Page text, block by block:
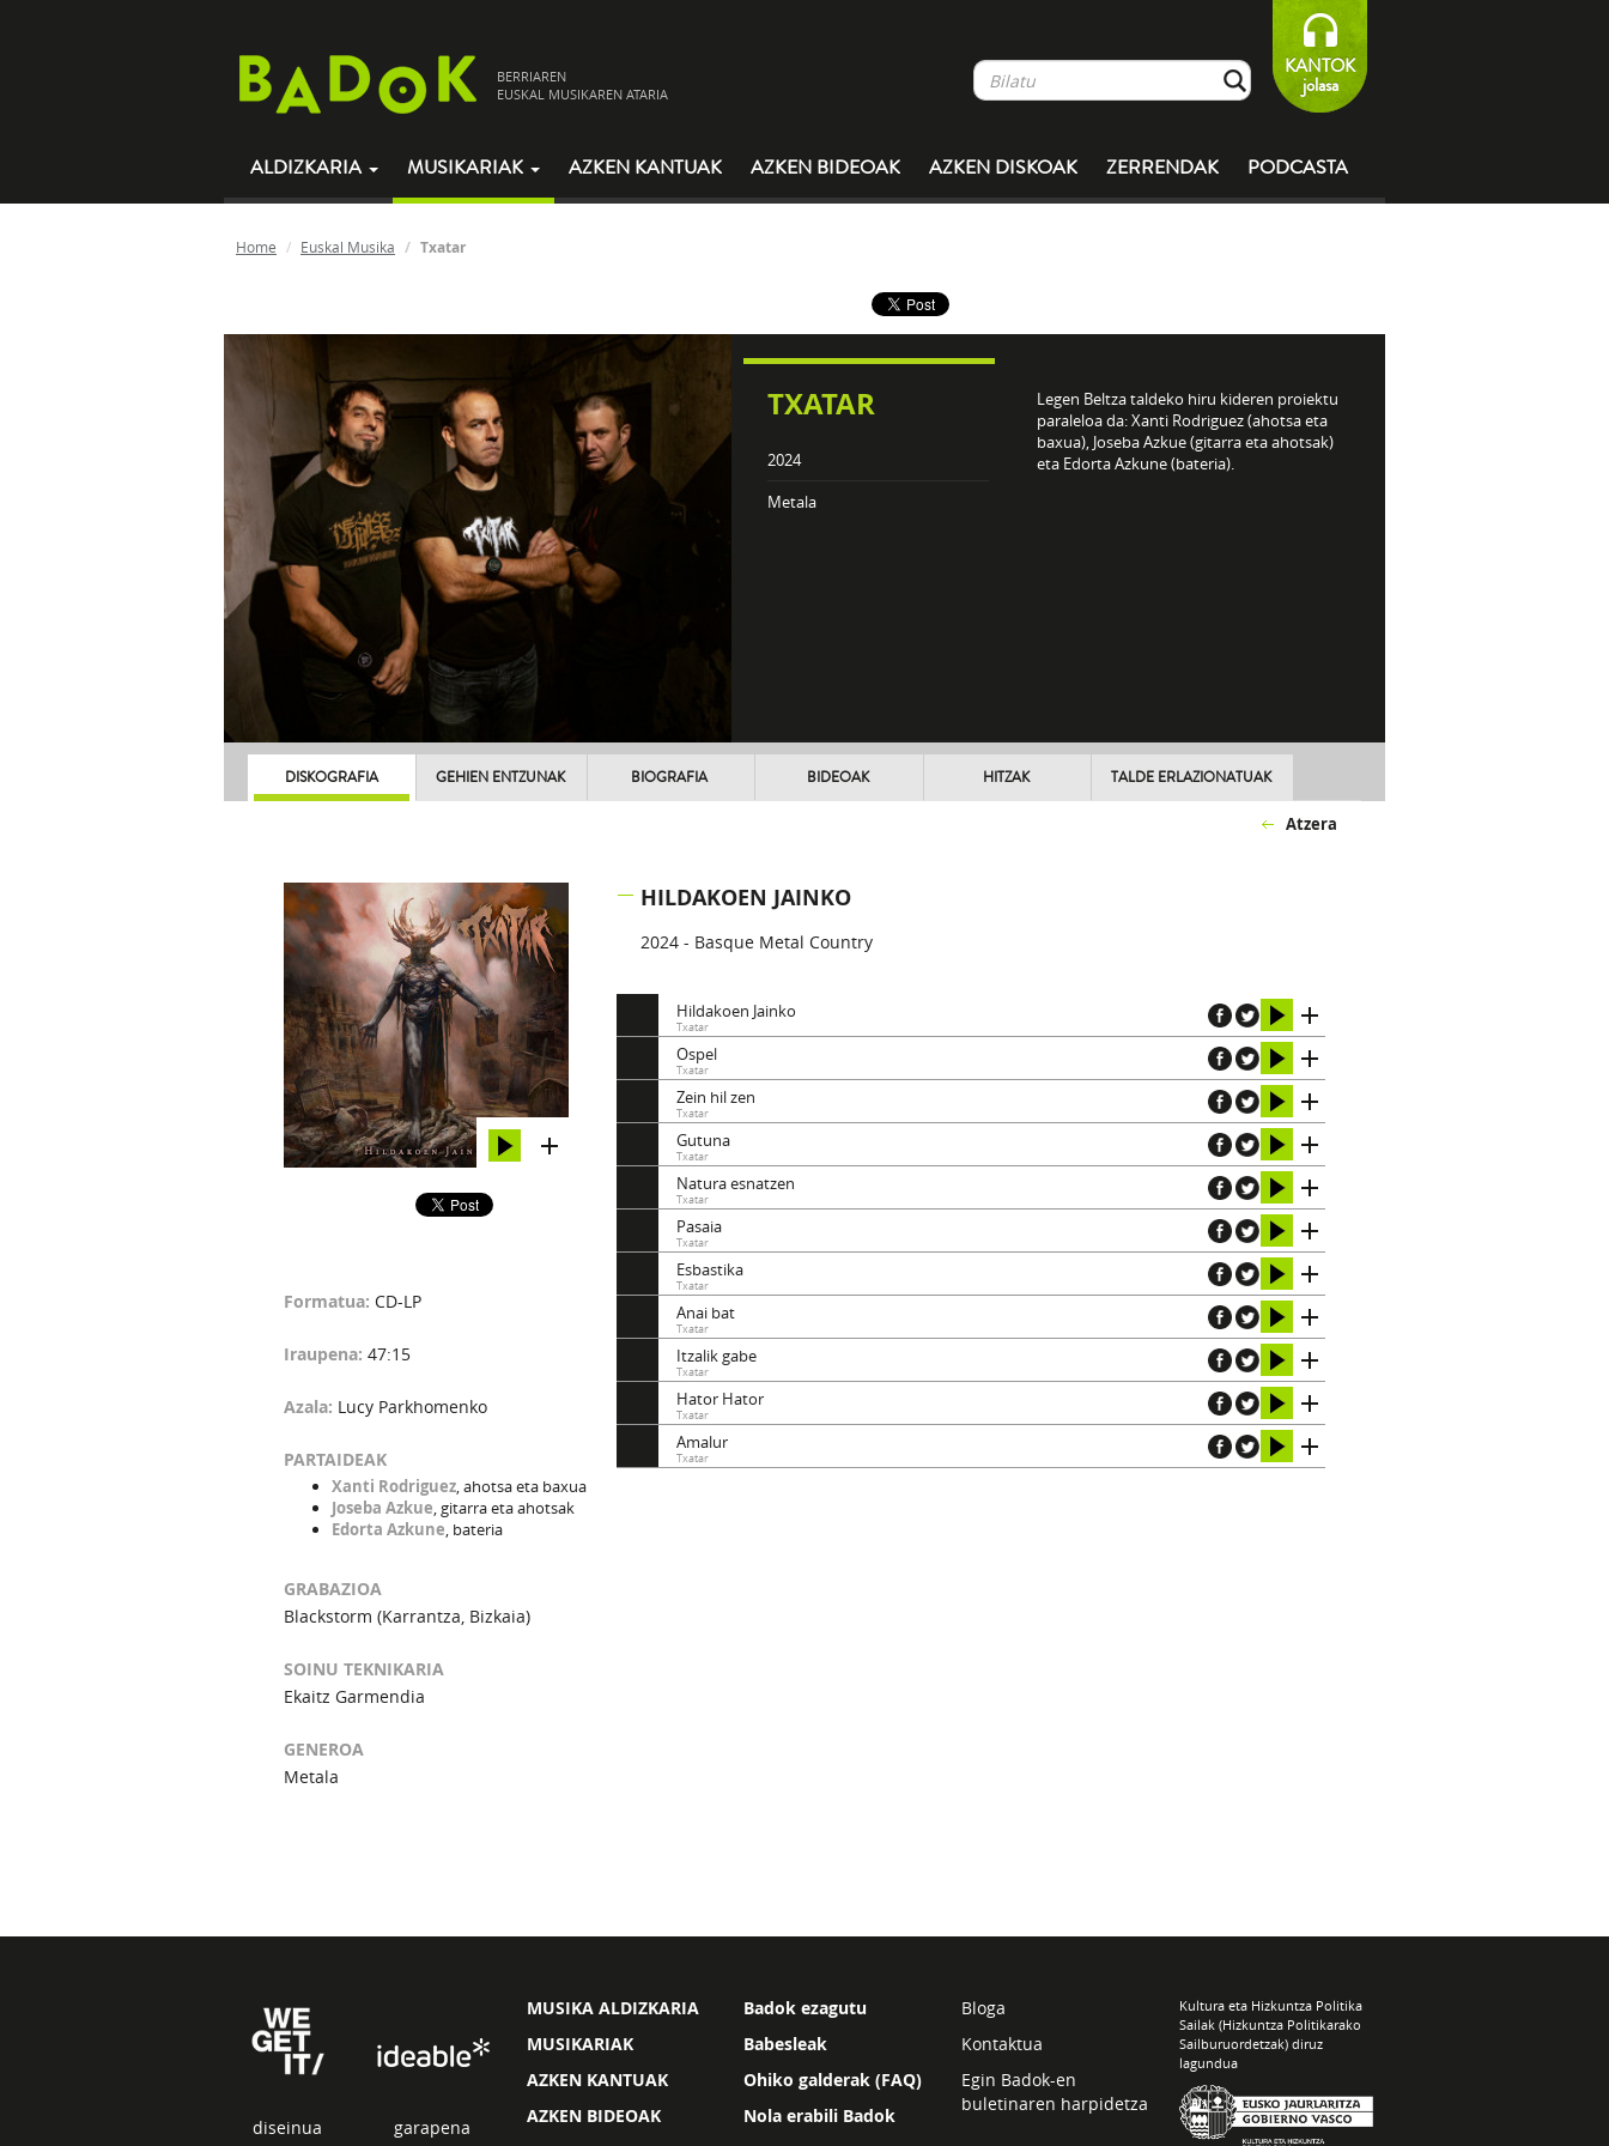
BERRIAREN
EUSKAL MUSIKAREN ATARIA
KANTOK
jolasa
ALDIZKARIA MUSIKARIAK AZKEN KANTUAK AZKEN BIDEOAK AZKEN DISKOAK ZERRENDAK PODCASTA
Home Euskal Musika Txatar
TXATAR
2024
Metala
Legen Beltza taldeko hiru kideren proiektu
paraleloa da: Xanti Rodriguez (ahotsa eta
baxua), Joseba Azkue (gitarra eta ahotsak)
eta Edorta Azkune (bateria).
DISKOGRAFIA GEHIEN ENTZUNAK BIOGRAFIA BIDEOAK HITZAK TALDE ERLAZIONATUAK
Atzera
Formatua: CD-LP
Iraupena: 47:15
Azala: Lucy Parkhomenko
PARTAIDEAK
Xanti Rodriguez, ahotsa eta baxua
Joseba Azkue, gitarra eta ahotsak
Edorta Azkune, bateria
GRABAZIOA
Blackstorm (Karrantza, Bizkaia)
SOINU TEKNIKARIA
Ekaitz Garmendia
GENEROA
Metala
HILDAKOEN JAINKO
2024 - Basque Metal Country
Hildakoen Jainko
Txatar
Ospel
Txatar
Zein hil zen
Txatar
Gutuna
Txatar
Natura esnatzen
Txatar
Pasaia
Txatar
Esbastika
Txatar
Anai bat
Txatar
Itzalik gabe
Txatar
Hator Hator
Txatar
Amalur
Txatar
diseinua garapena
MUSIKA ALDIZKARIA
MUSIKARIAK
AZKEN KANTUAK
AZKEN BIDEOAK
Badok ezagutu
Babesleak
Ohiko galderak (FAQ)
Nola erabili Badok
Bloga
Kontaktua
Egin Badok-en
buletinaren harpidetza
Kultura eta Hizkuntza Politika
Sailak (Hizkuntza Politikarako
Sailburuordetzak) diruz
lagundua